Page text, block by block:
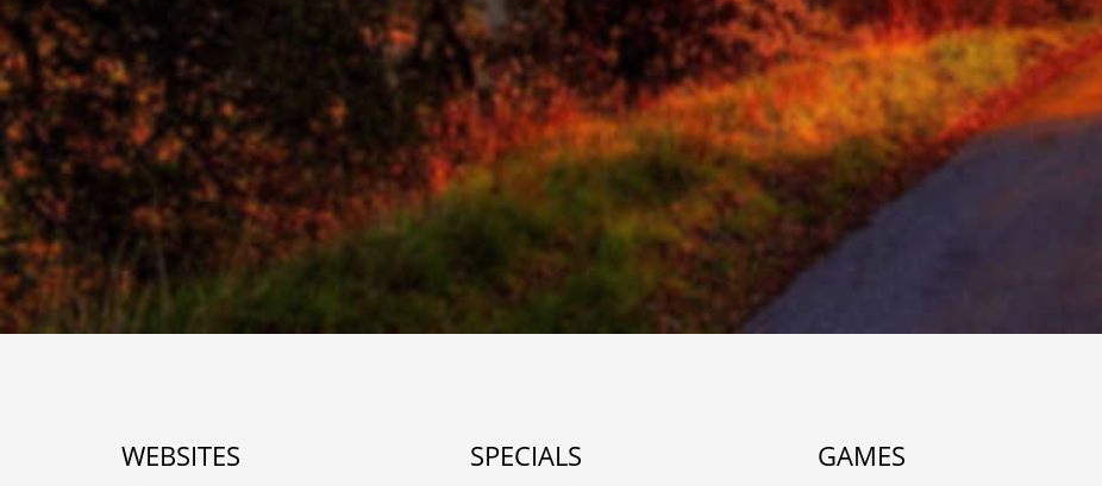
WEBSITES SPECIALS GAMES